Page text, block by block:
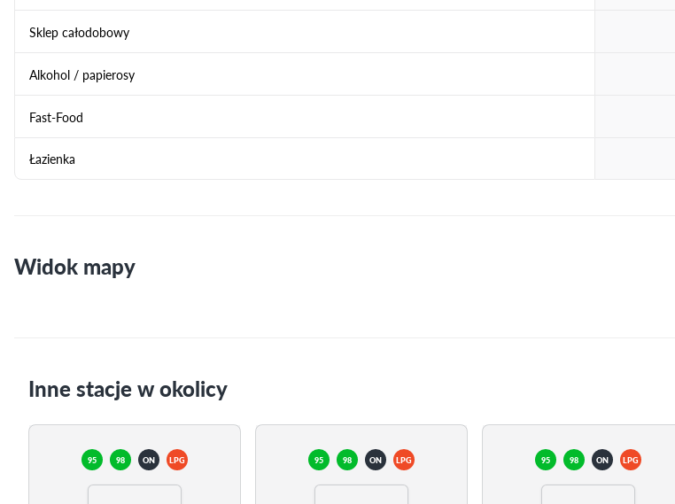
Sklep całodobowy
Alkohol / papierosy
Fast-Food
Łazienka
Widok mapy
Inne stacje w okolicy
95 98 ON LPG 95 98 ON LPG 95 98 ON LPG